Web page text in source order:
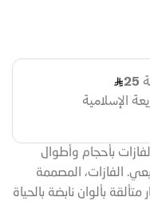
بأحجام وأطوال
الفازات، المصممة
بألوان نابضة بالحياة